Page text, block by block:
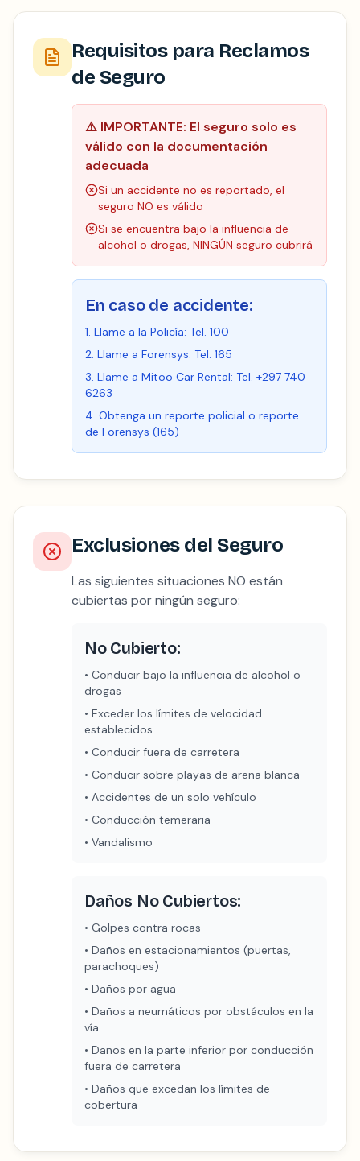
Requisitos para Reclamos
de Seguro
⚠️ IMPORTANTE: El seguro solo es
válido con la documentación
adecuada
Si un accidente no es reportado, el
seguro NO es válido
Si se encuentra bajo la influencia de
alcohol o drogas, NINGÚN seguro cubrirá
En caso de accidente:
Llame a la Policía: Tel. 100
Llame a Forensys: Tel. 165
Llame a Mitoo Car Rental: Tel. +297 740
6263
Obtenga un reporte policial o reporte
de Forensys (165)
Exclusiones del Seguro
Las siguientes situaciones NO están
cubiertas por ningún seguro:
No Cubierto:
• Conducir bajo la influencia de alcohol o
drogas
• Exceder los límites de velocidad
establecidos
• Conducir fuera de carretera
• Conducir sobre playas de arena blanca
• Accidentes de un solo vehículo
• Conducción temeraria
• Vandalismo
Daños No Cubiertos:
• Golpes contra rocas
• Daños en estacionamientos (puertas,
parachoques)
• Daños por agua
• Daños a neumáticos por obstáculos en la
vía
• Daños en la parte inferior por conducción
fuera de carretera
• Daños que excedan los límites de
cobertura